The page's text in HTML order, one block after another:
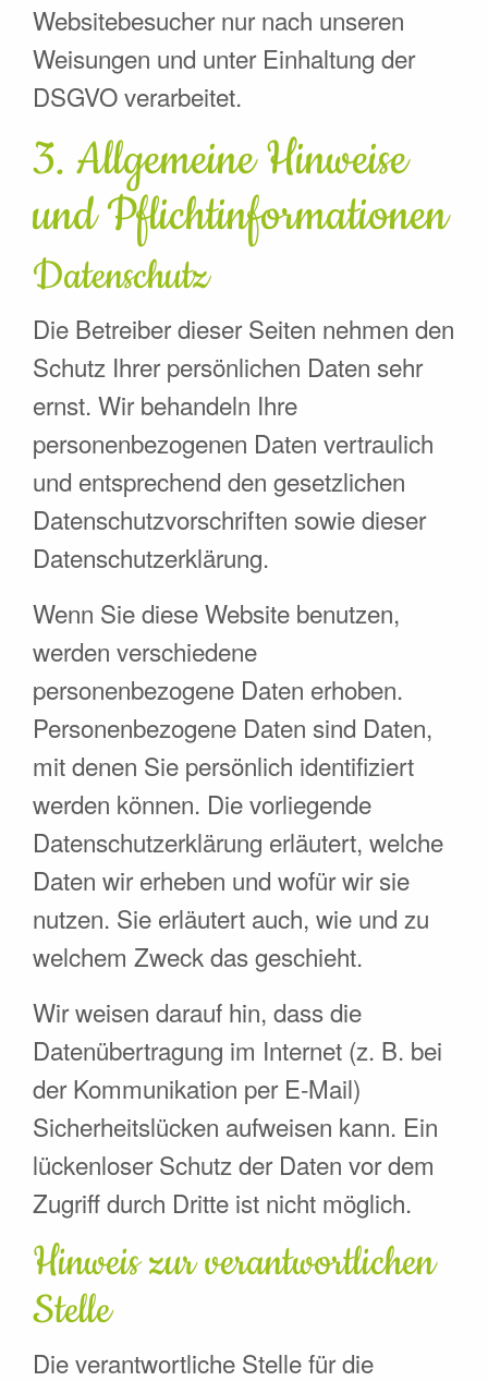
Websitebesucher nur nach unseren
Weisungen und unter Einhaltung der
DSGVO verarbeitet.
3. Allgemeine Hinweise
und Pflicht­informationen
Datenschutz
Die Betreiber dieser Seiten nehmen den
Schutz Ihrer persönlichen Daten sehr
ernst. Wir behandeln Ihre
personenbezogenen Daten vertraulich
und entsprechend den gesetzlichen
Datenschutzvorschriften sowie dieser
Datenschutzerklärung.
Wenn Sie diese Website benutzen,
werden verschiedene
personenbezogene Daten erhoben.
Personenbezogene Daten sind Daten,
mit denen Sie persönlich identifiziert
werden können. Die vorliegende
Datenschutzerklärung erläutert, welche
Daten wir erheben und wofür wir sie
nutzen. Sie erläutert auch, wie und zu
welchem Zweck das geschieht.
Wir weisen darauf hin, dass die
Datenübertragung im Internet (z. B. bei
der Kommunikation per E-Mail)
Sicherheitslücken aufweisen kann. Ein
lückenloser Schutz der Daten vor dem
Zugriff durch Dritte ist nicht möglich.
Hinweis zur verantwortlichen
Stelle
Die verantwortliche Stelle für die